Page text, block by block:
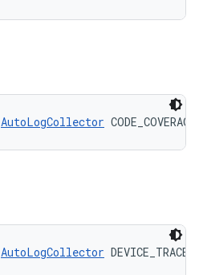
AutoLogCollector CODE_COVERAGE
AutoLogCollector DEVICE_TRACE